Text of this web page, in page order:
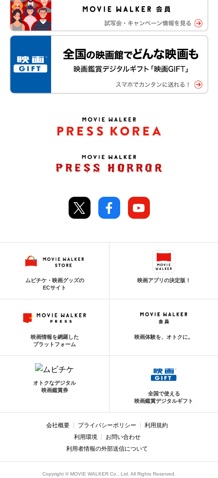
ムビチケ・映画グッズの
ECサイト
映画アプリの決定版！
映画情報を網羅した
プラットフォーム
映画体験を、オトクに。
オトクなデジタル
映画鑑賞券
全国で使える
映画鑑賞デジタルギフト
会社概要 プライバシーポリシー
利用規約
利用環境
お問い合わせ
利用者情報の外部送信について
Copyright © MOVIE WALKER Co., Ltd. All Rights Reserved.